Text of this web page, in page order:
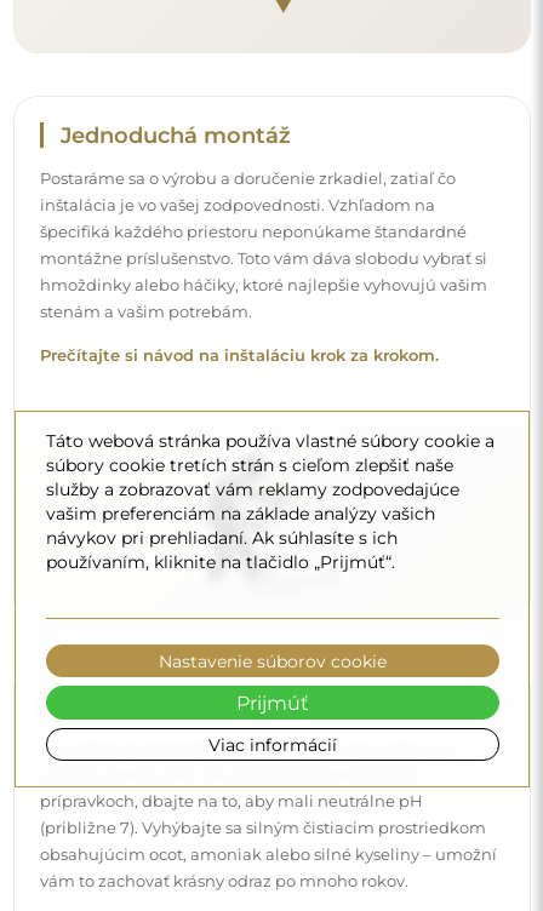
Čistenie a údržba
Na udržanie optimálneho lesku stačí mikrovláknová
utierka a teplá voda. Ak siahnete po špecifických
prípravkoch, dbajte na to, aby mali neutrálne pH
(približne 7). Vyhýbajte sa silným čistiacim prostriedkom
obsahujúcim ocot, amoniak alebo silné kyseliny – umožní
Chcete sa dozvedieť viac?
Objavte ďalšie tipy na našom blogu.
Doručenie domov
Ponúkame službu doručenia domov, ktorá vám umožní
prijať balík priamo pred vaše dvere. Za príplatok 40 €
doručenie až do bytu
Táto webová stránka používa vlastné súbory cookie a
súbory cookie tretích strán s cieľom zlepšiť naše
služby a zobrazovať vám reklamy zodpovedajúce
vašim preferenciám na základe analýzy vašich
návykov pri prehliadaní. Ak súhlasíte s ich
používaním, kliknite na tlačidlo „Prijmúť“.
Viac informácií
Nastavenie súborov cookie
Prijmúť